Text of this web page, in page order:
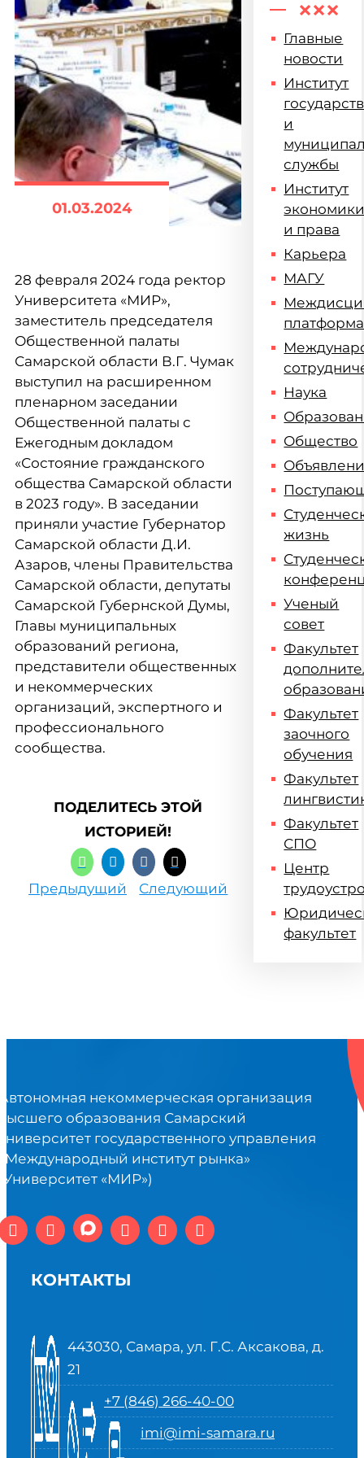
01.03.2024
28 февраля 2024 года ректор
Университета «МИР»,
заместитель председателя
Общественной палаты
Самарской области В.Г. Чумак
выступил на расширенном
пленарном заседании
Общественной палаты с
Ежегодным докладом
«Состояние гражданского
общества Самарской области
в 2023 году». В заседании
приняли участие Губернатор
Самарской области Д.И.
Азаров, члены Правительства
Самарской области, депутаты
Самарской Губернской Думы,
Главы муниципальных
образований региона,
представители общественных
и некоммерческих
организаций, экспертного и
профессионального
сообщества.
ПОДЕЛИТЕСЬ ЭТОЙ
ИСТОРИЕЙ!
Предыдущий Следующий
Главные
новости
Институт
и
службы
Институт
и права
Карьера
МАГУ
платформа
Наука
Общество
жизнь
Ученый
совет
Факультет
Факультет
заочного
обучения
Факультет
Факультет
СПО
Центр
факультет
некоммерческая организация
образования Самарский
государственного управления
институт рынка»
«МИР»)
КОНТАКТЫ
443030, Самара, ул. Г.С. Аксакова, д.
21
+7 (846) 266-40-00
imi@imi-samara.ru